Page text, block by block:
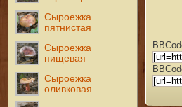
Сыроежка
пятнистая
Сыроежка
пищевая
Сыроежка
оливковая